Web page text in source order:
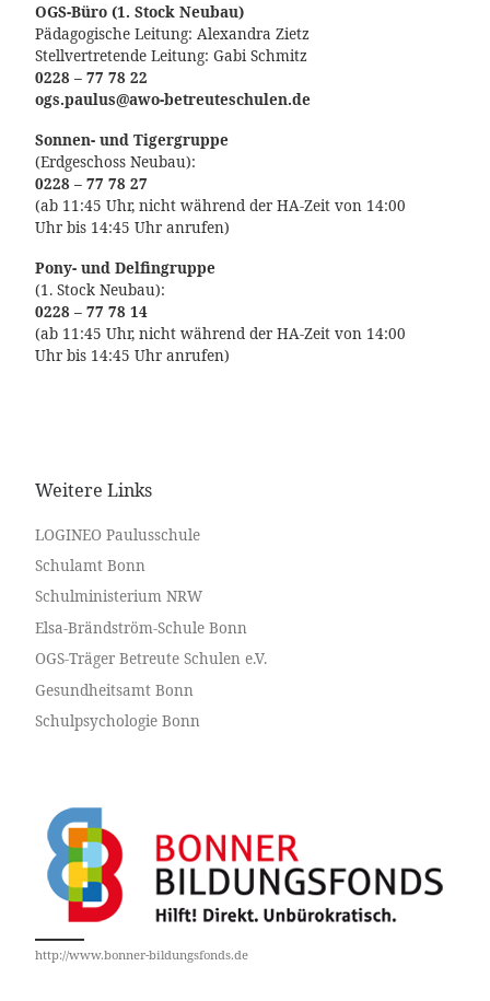
OGS-Büro (1. Stock Neubau)
Pädagogische Leitung: Alexandra Zietz
Stellvertretende Leitung: Gabi Schmitz
0228 – 77 78 22
ogs.paulus@awo-betreuteschulen.de
Sonnen- und Tigergruppe
(Erdgeschoss Neubau):
0228 – 77 78 27
(ab 11:45 Uhr, nicht während der HA-Zeit von 14:00
Uhr bis 14:45 Uhr anrufen)
Pony- und Delfingruppe
(1. Stock Neubau):
0228 – 77 78 14
(ab 11:45 Uhr, nicht während der HA-Zeit von 14:00
Uhr bis 14:45 Uhr anrufen)
Weitere Links
LOGINEO Paulusschule
Schulamt Bonn
Schulministerium NRW
Elsa-Brändström-Schule Bonn
OGS-Träger Betreute Schulen e.V.
Gesundheitsamt Bonn
Schulpsychologie Bonn
http://www.bonner-bildungsfonds.de